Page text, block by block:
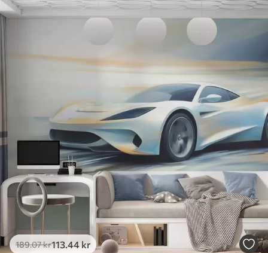
189.07kr113 .44 kr